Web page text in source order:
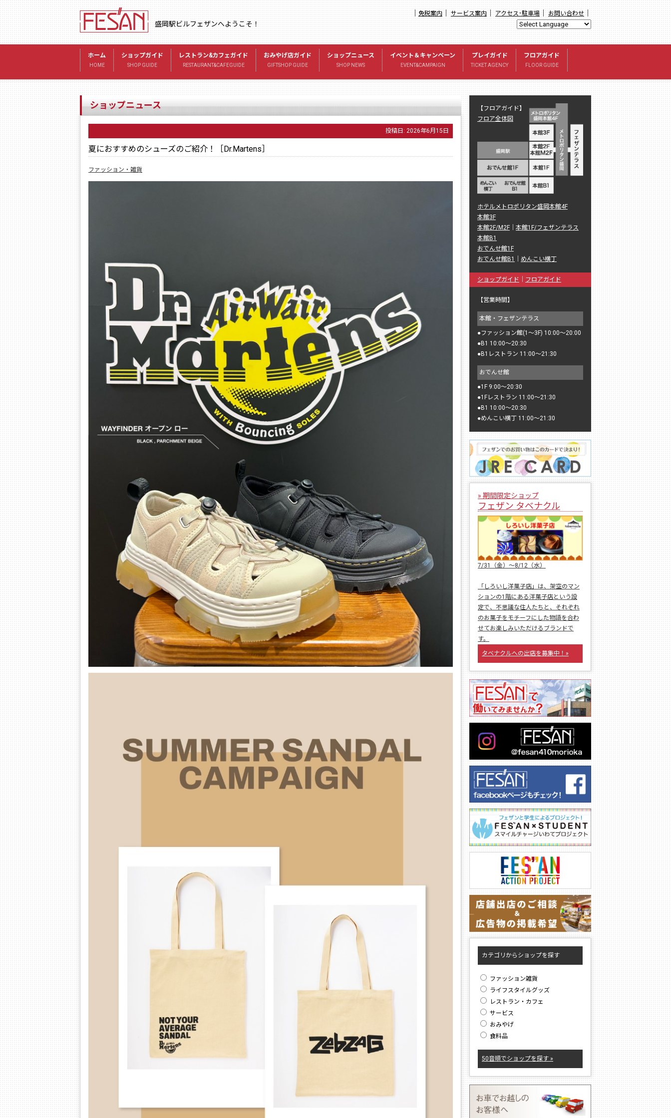
盛岡駅ビルフェザンへようこそ！
免税案内｜ サービス案内｜ アクセス･駐車場｜ お問い合わせ｜
ホーム
HOME
ショップガイド
SHOP GUIDE
レストラン&カフェガイド
RESTAURANT&CAFEGUIDE
おみやげ店ガイド
GIFTSHOP GUIDE
ショップニュース
SHOP NEWS
イベント＆キャンペーン
EVENT&CAMPAIGN
プレイガイド
TICKET AGENCY
フロアガイド
FLOOR GUIDE
ショップニュース
投稿日: 2026年6月15日
夏におすすめのシューズのご紹介！［Dr.Martens］
ファッション・雑貨
ホテルメトロポリタン盛岡本館4F
本館3F
本館2F/M2F
本館1F/フェザンテラス
本館B1
おでんせ館1F
おでんせ館B1
めんこい横丁
【フロアガイド】
フロア全体図
ショップガイド フロアガイド
【営業時間】
本館・フェザンテラス
●ファッション館(1〜3F) 10:00〜20:00
●B1 10:00〜20:30
●B1レストラン 11:00〜21:30
おでんせ館
●1F 9:00〜20:30
●1Fレストラン 11:00〜21:30
●B1 10:00〜20:30
●めんこい横丁 11:00〜21:30
» 期間限定ショップ
フェザン タベナクル
7/31（金）〜8/12（水）
「しろいし洋菓子店」は、架空のマン
ションの1階にある洋菓子店という設
定で、不思議な住人たちと、それぞれ
のお菓子をモチーフにした物語を合わ
せてお楽しみいただけるブランドで
す。
タベナクルへの出店を募集中！»
カテゴリからショップを探す
ファッション雑貨
ライフスタイルグッズ
レストラン・カフェ
サービス
おみやげ
食料品
50音順でショップを探す »